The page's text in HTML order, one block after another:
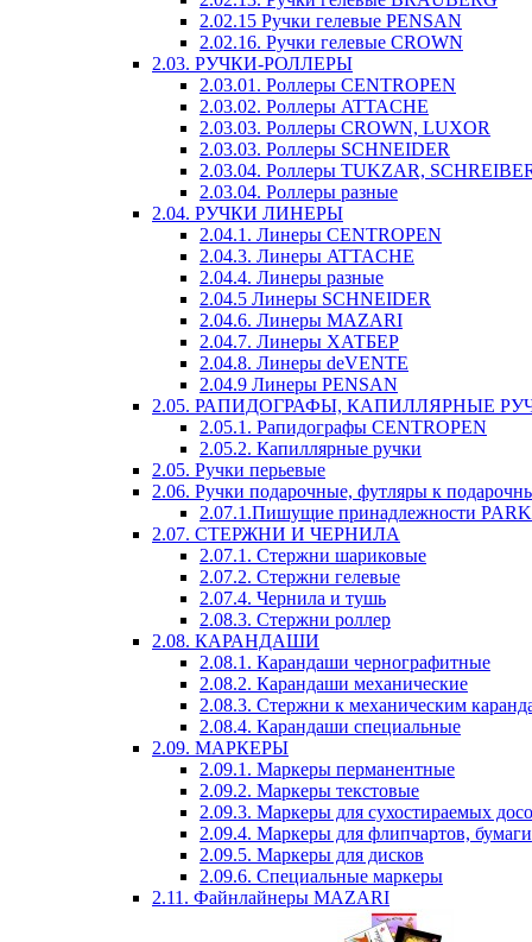
2.02.15 Ручки гелевые PENSAN
2.02.16. Ручки гелевые CROWN
2.03. РУЧКИ-РОЛЛЕРЫ
2.03.01. Роллеры CENTROPEN
2.03.02. Роллеры ATTACHE
2.03.03. Роллеры CROWN, LUXOR
2.03.03. Роллеры SCHNEIDER
2.03.04. Роллеры TUKZAR,
2.03.04. Роллеры разные
2.04. РУЧКИ ЛИНЕРЫ
2.04.1. Линеры CENTROPEN
2.04.3. Линеры ATTACHE
2.04.4. Линеры разные
2.04.5 Линеры SCHNEIDER
2.04.6. Линеры MAZARI
2.04.7. Линеры ХАТБЕР
2.04.8. Линеры deVENTE
2.04.9 Линеры PENSAN
2.05. РАПИДОГРАФЫ, КАПИЛЛЯРНЫЕ
2.05.1. Рапидографы CENTROPEN
2.05.2. Капиллярные ручки
2.05. Ручки перьевые
2.06. Ручки подарочные, футляры к
2.07.1.Пишущие принадлежности
2.07. СТЕРЖНИ И ЧЕРНИЛА
2.07.1. Стержни шариковые
2.07.2. Стержни гелевые
2.07.4. Чернила и тушь
2.08.3. Стержни роллер
2.08. КАРАНДАШИ
2.08.1. Карандаши чернографитные
2.08.2. Карандаши механические
2.08.3. Стержни к механическим
2.08.4. Карандаши специальные
2.09. МАРКЕРЫ
2.09.1. Маркеры перманентные
2.09.2. Маркеры текстовые
2.09.3. Маркеры для сухостираемых
2.09.4. Маркеры для флипчартов, бумаги
2.09.5. Маркеры для дисков
2.09.6. Специальные маркеры
2.11. Файнлайнеры MAZARI